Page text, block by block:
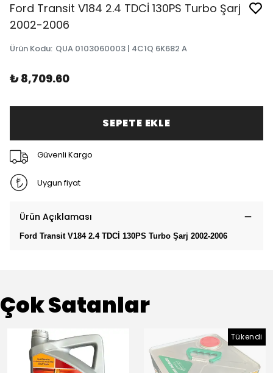
Ford Transit V184 2.4 TDCİ 130PS Turbo Şarj
2002-2006
Ürün Kodu: QUA 0103060003 | 4C1Q 6K682 A
₺ 8,709.60
SEPETE EKLE
Güvenli Kargo
Uygun fiyat
Ürün Açıklaması
Ford Transit V184 2.4 TDCİ 130PS Turbo Şarj 2002-2006
Çok Satanlar
Tükendi